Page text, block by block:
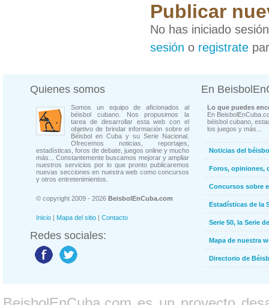
Publicar
No has iniciado
sesión o registrate
Quienes somos
Somos un equipo de aficionados al
béisbol cubano. Nos propusimos la
tarea de desarrollar esta web con el
objetivo de brindar información sobre el
Béisbol en Cuba y su Serie Nacional.
Ofrecemos noticias, reportajes,
estadísticas, foros de debate, juegos online y mucho
más... Constantemente buscamos mejorar y ampliar
nuestros servicios por lo que pronto publicaremos
nuevas secciones en nuestra web como concursos
y otros entretenimientos.
© copyright 2009 - 2026 BeisbolEnCuba.com
Inicio | Mapa del sitio | Contacto
Redes sociales:
En
Lo que puedes
En
béisbol cubano,
los juegos y más...
Noticias del
Foros, opiniones,
Concursos sobre
Estadísticas de la
Serie 50, la Serie
Mapa de nuestra
Directorio de